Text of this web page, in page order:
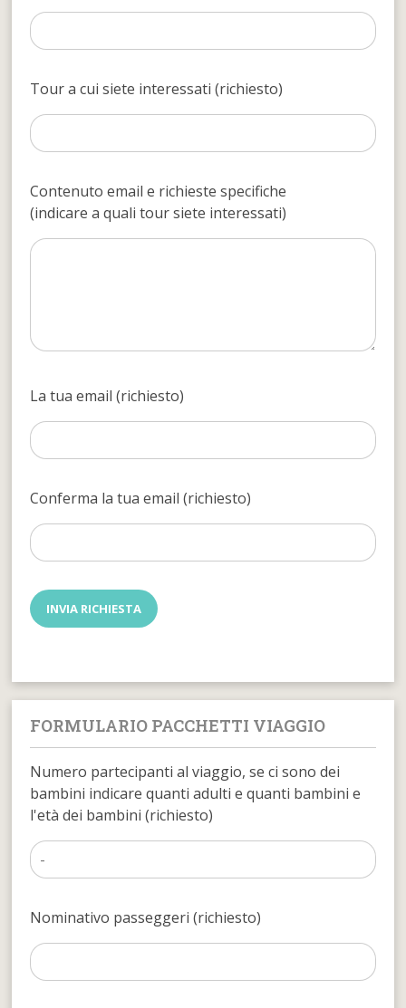
Tour a cui siete interessati (richiesto)
Contenuto email e richieste specifiche
(indicare a quali tour siete interessati)
La tua email (richiesto)
Conferma la tua email (richiesto)
FORMULARIO PACCHETTI VIAGGIO
Numero partecipanti al viaggio, se ci sono dei
bambini indicare quanti adulti e quanti bambini e
l'età dei bambini (richiesto)
Nominativo passeggeri (richiesto)